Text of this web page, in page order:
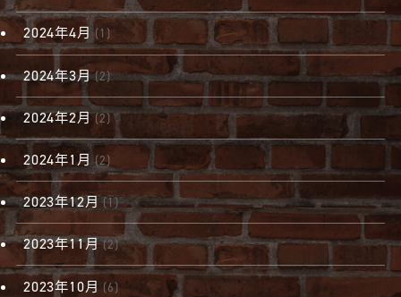
2024年4月 (1)
2024年3月(2)
2024年2月(2)
2024年1月 (2)
2023年12月(1)
2023年11月(2)
2023年10月 (6)